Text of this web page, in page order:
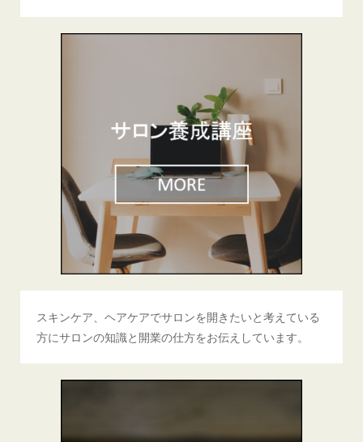
スキンケア、ヘアケアでサロンを開きたいと考えている
方にサロンの知識と開業の仕方をお伝えしています。